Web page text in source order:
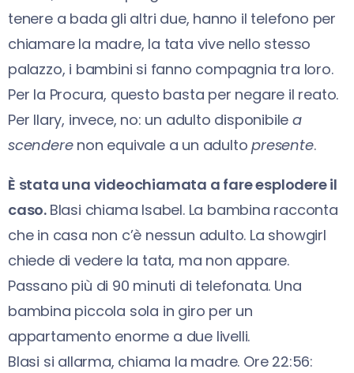
tenere a bada gli altri due, hanno il telefono per
chiamare la madre, la tata vive nello stesso
palazzo, i bambini si fanno compagnia tra loro.
Per la Procura, questo basta per negare il reato.
Per Ilary, invece, no: un adulto disponibile a
scenderenon equivale a un adultopresente.
È stata una videochiamata a fare esplodere il
caso. Blasi chiama Isabel. La bambina racconta
che in casa non c’è nessun adulto. La showgirl
chiede di vedere la tata, ma non appare.
Passano più di 90 minuti di telefonata. Una
bambina piccola sola in giro per un
appartamento enorme a due livelli.
Blasi si allarma, chiama la madre. Ore 22:56: